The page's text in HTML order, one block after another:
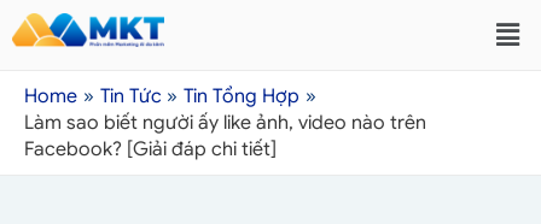
Home Tin Tức
Tin Tổng Hợp
Làm sao biết người ấy like ảnh, video nào trên
Facebook? [Giải đáp chi tiết]